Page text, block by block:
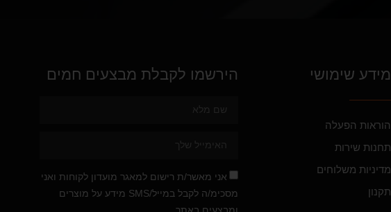
מידע שימושי
הוראות הפעלה
תחנות שירות
מדיניות משלוחים
תקנון
הירשמו לקבלת מבצעים חמים
אני מאשר/ת רישום למאגר מועדון לקוחות ואני
מסכימ/ה לקבל במייל/SMS מידע על מוצרים
ומבצעים באתר